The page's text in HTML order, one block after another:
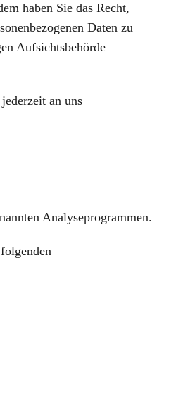
haben Sie das Recht,
Daten zu
Aufsichtsbehörde
an uns
Analyseprogrammen.